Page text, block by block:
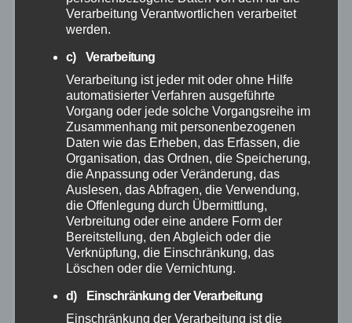
Juli 2025
Mai 2025
April 2025
März 2025
Februar 2025
Januar 2025
Dezember 2024
Verarbeitung Verantwortlichen verarbeitet
werden.
c) Verarbeitung
Verarbeitung ist jeder mit oder ohne Hilfe
automatisierter Verfahren ausgeführte
Vorgang oder jede solche Vorgangsreihe im
Zusammenhang mit personenbezogenen
Daten wie das Erheben, das Erfassen, die
Organisation, das Ordnen, die Speicherung,
die Anpassung oder Veränderung, das
Auslesen, das Abfragen, die Verwendung,
die Offenlegung durch Übermittlung,
Verbreitung oder eine andere Form der
Bereitstellung, den Abgleich oder die
Verknüpfung, die Einschränkung, das
Löschen oder die Vernichtung.
d) Einschränkung der Verarbeitung
Einschränkung der Verarbeitung ist die